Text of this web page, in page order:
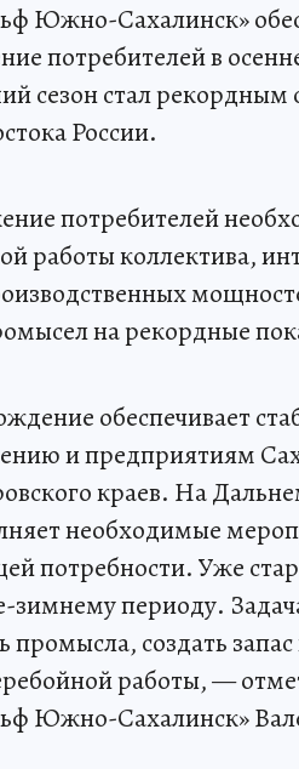
Южно-Сахалинск»
потребителей в
сезон стал рекордным
России.
потребителей
работы коллектива,
на рекордные
обеспечивает
и предприятиям
краев. На
необходимые
потребности. Уже
зимнему периоду.
промысла, создать
работы, —
Южно-Сахалинск»